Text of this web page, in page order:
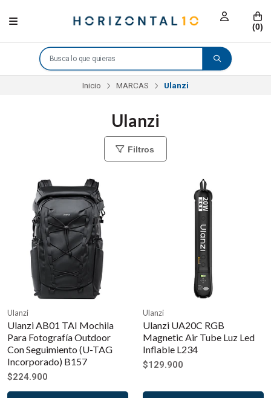
(0)
Inicio MARCAS Ulanzi
Ulanzi
Filtros
Ulanzi
Ulanzi AB01 TAI Mochila
Para Fotografía Outdoor
Con Seguimiento (U-TAG
Incorporado) B157
$224.900
Ulanzi
Ulanzi UA20C RGB
Magnetic Air Tube Luz Led
Inflable L234
$129.900